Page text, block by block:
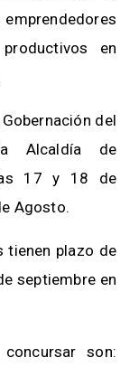
en
del
Alcaldía de
17 y 18 de
Agosto.
tienen plazo de
septiembre en
son: